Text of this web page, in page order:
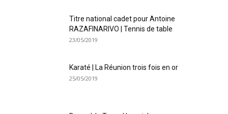
Titre national cadet pour Antoine
RAZAFINARIVO | Tennis de table
23/05/2019
Karaté | La Réunion trois fois en or
25/05/2019